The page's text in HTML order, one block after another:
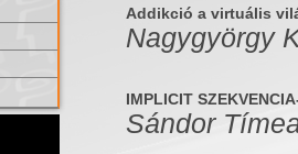
Addikció a virtuális
Nagygyörgy
IMPLICIT
Sándor